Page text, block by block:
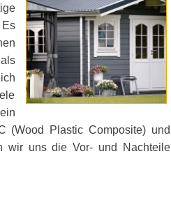
(Wood Plastic Composite) und
wir uns die Vor- und Nachteile